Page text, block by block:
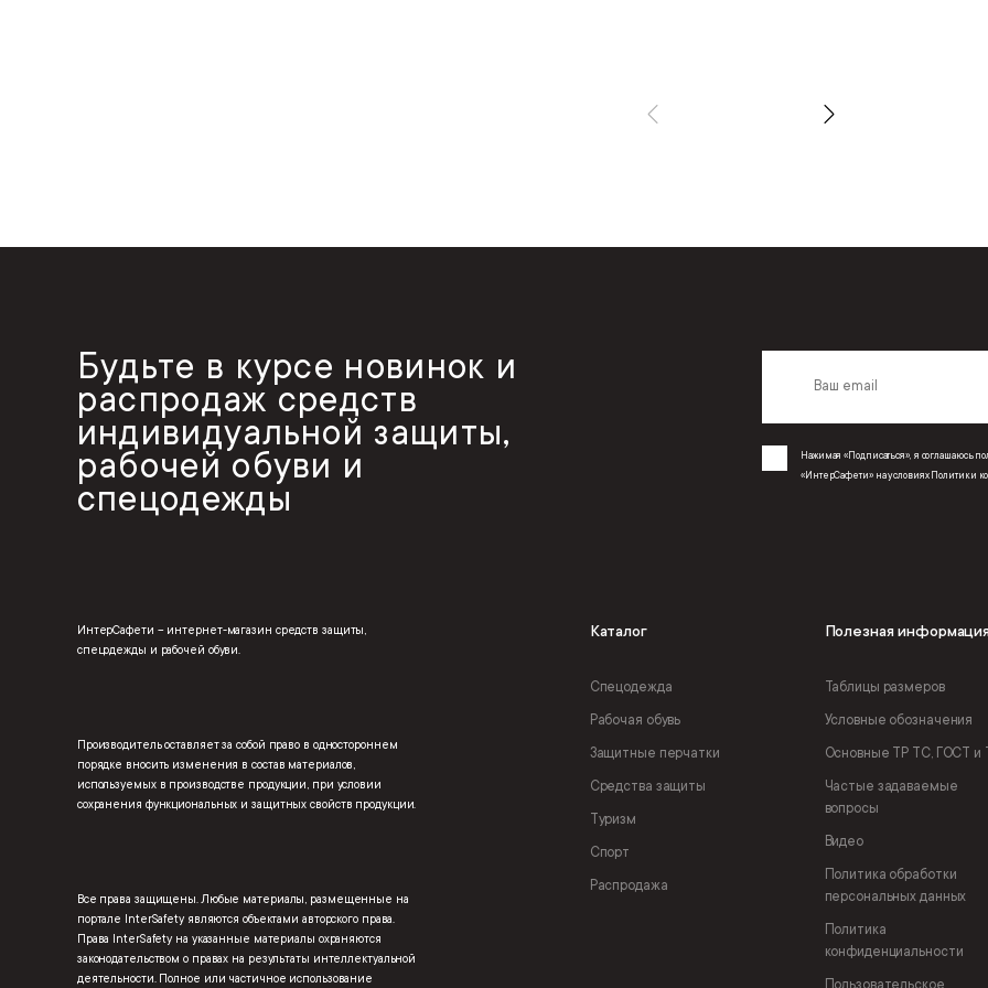
Будьте в курсе новинок и
распродаж средств
индивидуальной защиты,
рабочей обуви и
спецодежды
Нажимая «Подписаться», я соглашаюсь
«ИнтерСафети» на условиях Политики
ИнтерСафети – интернет-магазин средств защиты,
спецодежды и рабочей обуви.
Производитель оставляет за собой право в одностороннем
порядке вносить изменения в состав материалов,
используемых в производстве продукции, при условии
сохранения функциональных и защитных свойств продукции.
Все права защищены. Любые материалы, размещенные на
портале InterSafety являются объектами авторского права.
Права InterSafety на указанные материалы охраняются
законодательством о правах на результаты интеллектуальной
деятельности. Полное или частичное использование
Каталог
Спецодежда
Рабочая обувь
Защитные перчатки
Средства защиты
Туризм
Спорт
Распродажа
Полезная
Таблицы размеров
Условные обозначения
Основные ТР ТС, ГОСТ и
Частые задаваемые
вопросы
Видео
Политика обработки
персональных данных
Политика
конфиденциальности
Пользовательское